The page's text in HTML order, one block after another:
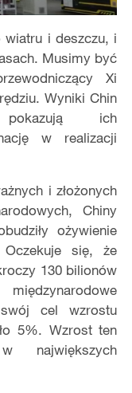
i deszczu, i
Musimy być
ący Xi
ędziu. Wyniki Chin
ą ich
ę w realizacji
żnych i złożonych
Chiny
ły ożywienie
się,że
130 bilionów
międzynarodowe
cel wzrostu
ło 5%. Wzrost ten
największych